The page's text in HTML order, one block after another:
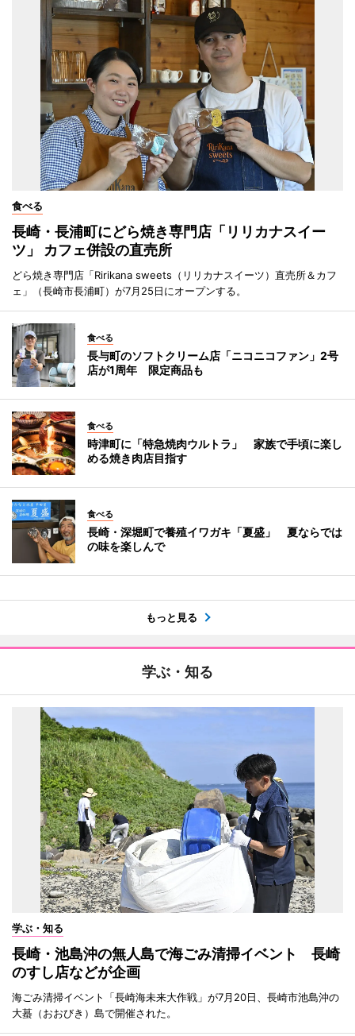
食べる
長崎・長浦町にどら焼き専門店「リリカナスイー
ツ」 カフェ併設の直売所
どら焼き専門店「Ririkana sweets（リリカナスイーツ）直売所＆カフ
ェ」（長崎市長浦町）が7月25日にオープンする。
食べる
長与町のソフトクリーム店「ニコニコファン」2号
店が1周年 限定商品も
食べる
時津町に「特急焼肉ウルトラ」 家族で手頃に楽し
める焼き肉店目指す
食べる
長崎・深堀町で養殖イワガキ「夏盛」 夏ならでは
の味を楽しんで
もっと見る
学ぶ・知る
学ぶ・知る
長崎・池島沖の無人島で海ごみ清掃イベント 長崎
のすし店などが企画
海ごみ清掃イベント「長崎海未来大作戦」が7月20日、長崎市池島沖の
大蟇（おおびき）島で開催された。